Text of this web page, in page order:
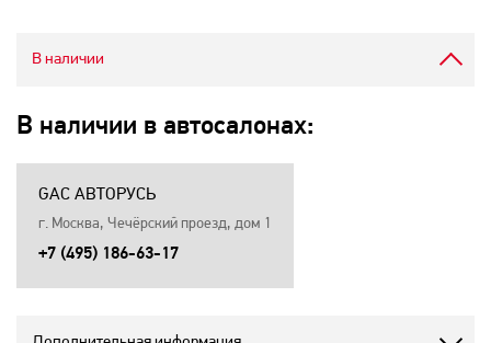
В наличии
В наличии в автосалонах:
GAC АВТОРУСЬ
г. Москва, Чечёрский проезд, дом 1
+7 (495) 186-63-17